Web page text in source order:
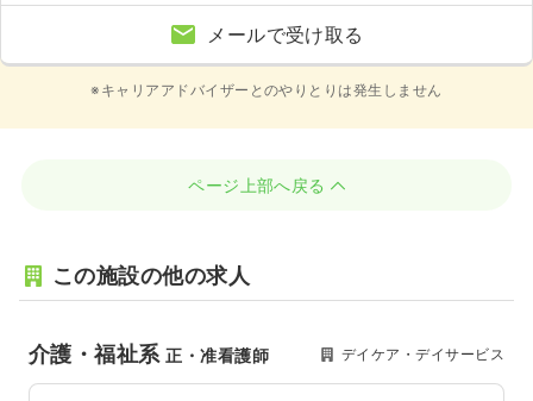
メールで受け取る
※キャリアアドバイザーとのやりとりは発生しません
ページ上部へ戻る
この施設の他の求人
介護・福祉系正・准看護師 デイケア・デイサービス